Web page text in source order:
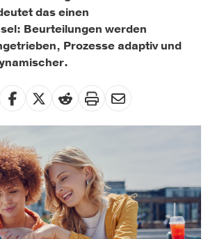
das einen
Beurteilungen werden
Prozesse adaptiv und